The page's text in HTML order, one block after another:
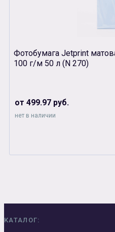
Фотобумага Jetprint
100 г/м 50 л (N 270)
от 499.97 руб.
нет в наличии
КАТАЛОГ: